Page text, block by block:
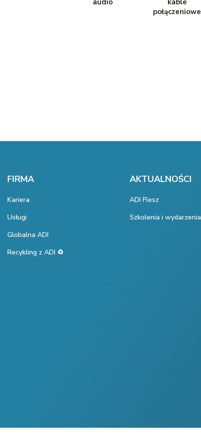
audio
kable
połączeniowe
FIRMA
Kariera
Usługi
Globalna ADI
Recykling z ADI ♻️
AKTUALNOŚCI
ADI Flesz
Szkolenia i wydarzenia